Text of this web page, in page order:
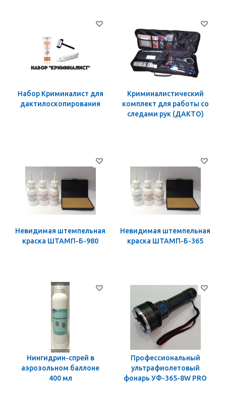
Набор Криминалист для
дактилоскопирования
Криминалистический
комплект для работы со
следами рук (ДАКТО)
Невидимая штемпельная
краска ШТАМП-Б-980
Невидимая штемпельная
краска ШТАМП-Б-365
Нингидрин-спрей в
аэрозольном баллоне
400 мл
Профессиональный
ультрафиолетовый
фонарь УФ-365-8W PRO